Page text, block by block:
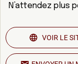
N’attendez plus
VOIR LE